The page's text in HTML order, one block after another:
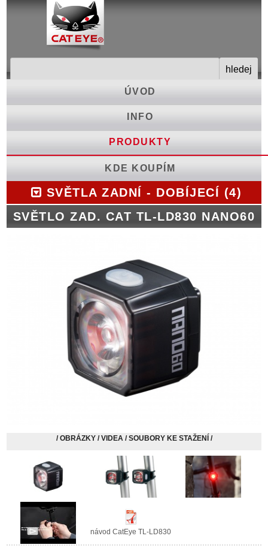
ÚVOD
INFO
PRODUKTY
KDE KOUPÍM
SVĚTLA ZADNÍ - DOBÍJECÍ (4)
SVĚTLO ZAD. CAT TL-LD830 NANO60
/ OBRÁZKY / VIDEA / SOUBORY KE STAŽENÍ /
návod CatEye TL-LD830